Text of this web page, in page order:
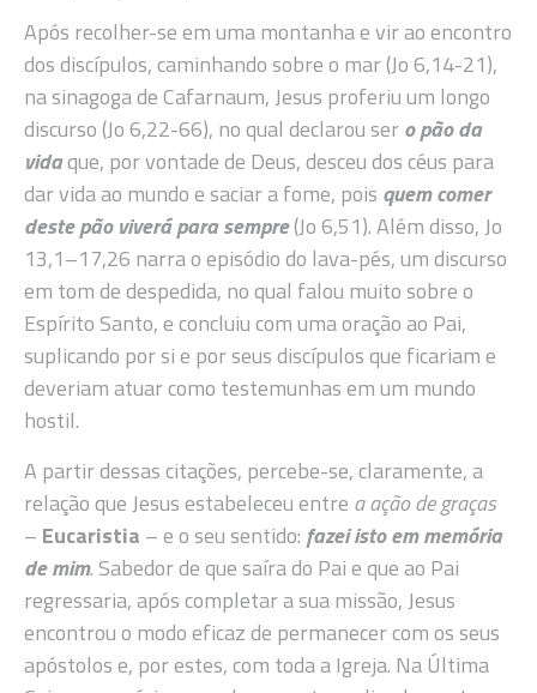
Após recolher-se em uma montanha e vir ao encontro
dos discípulos, caminhando sobre o mar (Jo 6,14-21),
na sinagoga de Cafarnaum, Jesus proferiu um longo
discurso (Jo 6,22-66), no qual declarou sero pão da
vidaque, por vontade de Deus, desceu dos céus para
dar vida ao mundo e saciar a fome, pois quem comer
deste pão viverá para sempre(Jo 6,51). Além disso, Jo
13,1–17,26 narra o episódio do lava-pés, um discurso
em tom de despedida, no qual falou muito sobre o
Espírito Santo, e concluiu com uma oração ao Pai,
suplicando por si e por seus discípulos que ficariam e
deveriam atuar como testemunhas em um mundo
hostil.
A partir dessas citações, percebe-se, claramente, a
relação que Jesus estabeleceu entre a ação de graças
– Eucaristia – e o seu sentido: fazei isto em memória
de mim. Sabedor de que saíra do Pai e que ao Pai
regressaria, após completar a sua missão, Jesus
encontrou o modo eficaz de permanecer com os seus
apóstolos e, por estes, com toda a Igreja. Na Última